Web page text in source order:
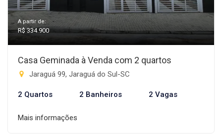
A partir de:
R$ 334.900
Casa Geminada à Venda com 2 quartos
Jaraguá 99, Jaraguá do Sul-SC
2 Quartos 2 Banheiros 2 Vagas
Mais informações